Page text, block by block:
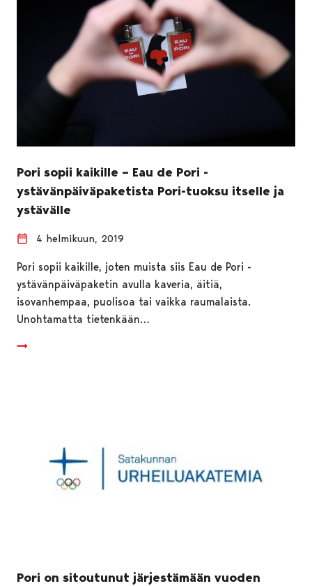
Pori sopii kaikille – Eau de Pori -
ystävänpäiväpaketista Pori-tuoksu itselle ja
ystävälle
4 helmikuun, 2019
Pori sopii kaikille, joten muista siis Eau de Pori -
ystävänpäiväpaketin avulla kaveria, äitiä,
isovanhempaa, puolisoa tai vaikka raumalaista.
Unohtamatta tietenkään…
Pori on sitoutunut järjestämään vuoden